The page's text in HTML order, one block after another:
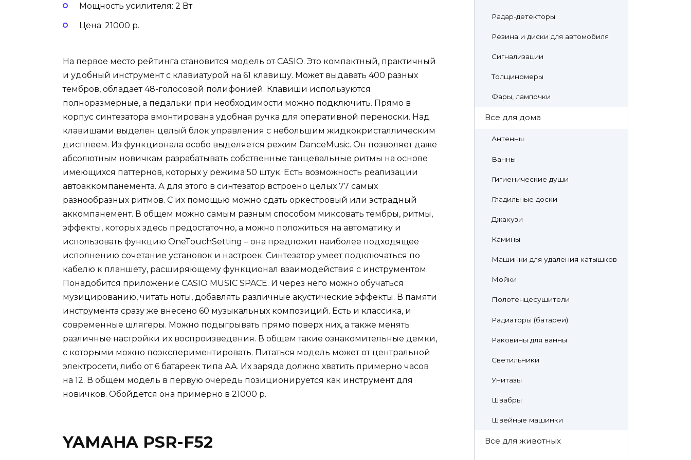
Мощность усилителя: 2 Вт
Цена: 21000 р.
На первое место рейтинга становится модель от CASIO. Это компактный, практичный
и удобный инструмент с клавиатурой на 61 клавишу. Может выдавать 400 разных
тембров, обладает 48-голосовой полифонией. Клавиши используются
полноразмерные, а педальки при необходимости можно подключить. Прямо в
корпус синтезатора вмонтирована удобная ручка для оперативной переноски. Над
клавишами выделен целый блок управления с небольшим жидкокристаллическим
дисплеем. Из функционала особо выделяется режим DanceMusic. Он позволяет даже
абсолютным новичкам разрабатывать собственные танцевальные ритмы на основе
имеющихся паттернов, которых у режима 50 штук. Есть возможность реализации
автоаккомпанемента. А для этого в синтезатор встроено целых 77 самых
разнообразных ритмов. С их помощью можно сдать оркестровый или эстрадный
аккомпанемент. В общем можно самым разным способом миксовать тембры, ритмы,
эффекты, которых здесь предостаточно, а можно положиться на автоматику и
использовать функцию OneTouchSetting – она предложит наиболее подходящее
исполнению сочетание установок и настроек. Синтезатор умеет подключаться по
кабелю к планшету, расширяющему функционал взаимодействия с инструментом.
Понадобится приложение CASIO MUSIC SPACE. И через него можно обучаться
музицированию, читать ноты, добавлять различные акустические эффекты. В памяти
инструмента сразу же внесено 60 музыкальных композиций. Есть и классика, и
современные шлягеры. Можно подыгрывать прямо поверх них, а также менять
различные настройки их воспроизведения. В общем такие ознакомительные демки,
с которыми можно поэкспериментировать. Питаться модель может от центральной
электросети, либо от 6 батареек типа АА. Их заряда должно хватить примерно часов
на 12. В общем модель в первую очередь позиционируется как инструмент для
новичков. Обойдётся она примерно в 21000 р.
YAMAHA PSR-F52
Радар-детекторы
Резина и диски для автомобиля
Сигнализации
Толщиномеры
Фары, лампочки
Все для дома
Антенны
Ванны
Гигиенические души
Гладильные доски
Джакузи
Камины
Машинки для удаления катышков
Мойки
Полотенцесушители
Радиаторы (батареи)
Раковины для ванны
Светильники
Унитазы
Швабры
Швейные машинки
Все для животных